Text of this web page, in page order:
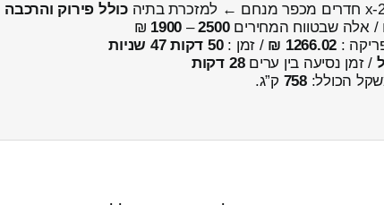
כולל פירוק והרכבה
אלה שבטווח המחירים2500
–
1900
₪
:
1266.02 ₪ / זמן :50 דקות 47 שניות
/ זמן נסיעה בין ערים28 דקות
הכולל:758 ק”ג.